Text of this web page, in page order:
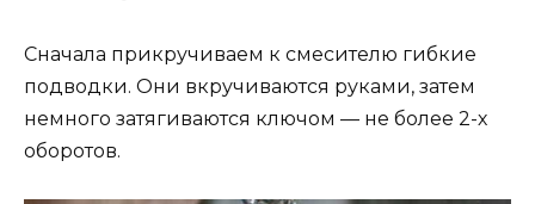
Сначала прикручиваем к смесителю гибкие
подводки. Они вкручиваются руками, затем
немного затягиваются ключом — не более 2-х
оборотов.